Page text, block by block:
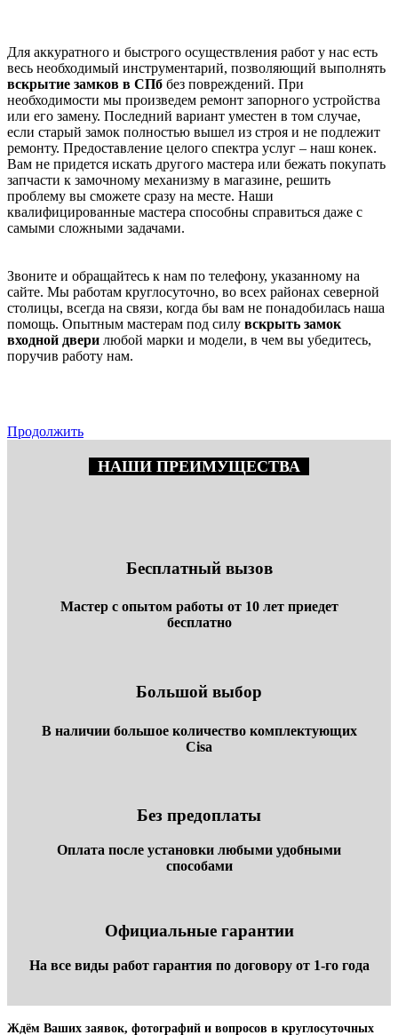
Для аккуратного и быстрого осуществления работ у нас есть
весь необходимый инструментарий, позволяющий выполнять
вскрытие замков в СПб без повреждений. При
необходимости мы произведем ремонт запорного устройства
или его замену. Последний вариант уместен в том случае,
если старый замок полностью вышел из строя и не подлежит
ремонту. Предоставление целого спектра услуг – наш конек.
Вам не придется искать другого мастера или бежать покупать
запчасти к замочному механизму в магазине, решить
проблему вы сможете сразу на месте. Наши
квалифицированные мастера способны справиться даже с
самыми сложными задачами.
Звоните и обращайтесь к нам по телефону, указанному на
сайте. Мы работам круглосуточно, во всех районах северной
столицы, всегда на связи, когда бы вам не понадобилась наша
помощь. Опытным мастерам под силу вскрыть замок
входной двери любой марки и модели, в чем вы убедитесь,
поручив работу нам.
Продолжить
НАШИ ПРЕИМУЩЕСТВА
Бесплатный вызов
Мастер с опытом работы от 10 лет приедет
бесплатно
Большой выбор
В наличии большое количество комплектующих
Cisa
Без предоплаты
Оплата после установки любыми удобными
способами
Официальные гарантии
На все виды работ гарантия по договору от 1-го года
Ждём Ваших заявок, фотографий и вопросов в круглосуточных